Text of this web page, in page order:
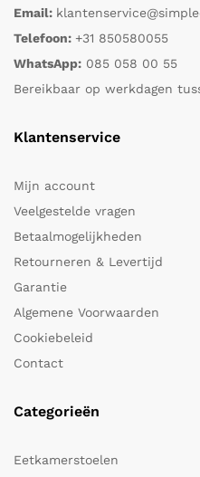
Email:
Telefoon: +31 850580055
WhatsApp: 085 058 00 55
Bereikbaar op werkdagen
Klantenservice
Mijn account
Veelgestelde vragen
Betaalmogelijkheden
Retourneren & Levertijd
Garantie
Algemene Voorwaarden
Cookiebeleid
Contact
Categorieën
Eetkamerstoelen